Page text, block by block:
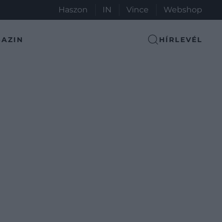
Haszon IN Vince Webshop
HÍRLEVÉL